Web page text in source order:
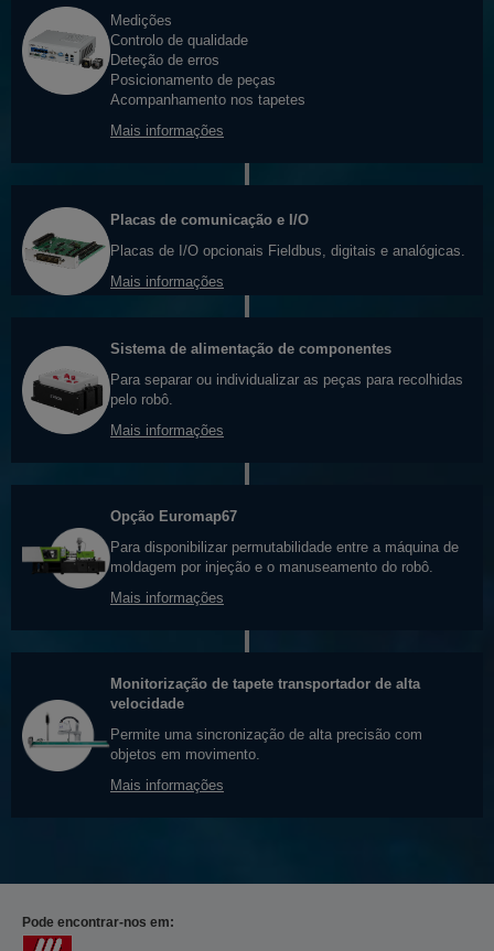
Medições
Controlo de qualidade
Deteção de erros
Posicionamento de peças
Acompanhamento nos tapetes
Mais informações
Placas de comunicação e I/O
Placas de I/O opcionais Fieldbus, digitais e analógicas.
Mais informações
Sistema de alimentação de componentes
Para separar ou individualizar as peças para recolhidas
pelo robô.
Mais informações
Opção Euromap67
Para disponibilizar permutabilidade entre a máquina de
moldagem por injeção e o manuseamento do robô.
Mais informações
Monitorização de tapete transportador de alta
velocidade
Permite uma sincronização de alta precisão com
objetos em movimento.
Mais informações
Pode encontrar-nos em: